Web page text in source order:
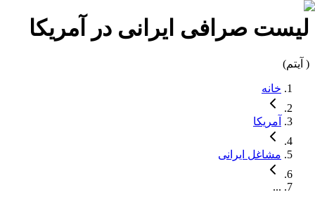
لیست صرافی ایرانی در آمریکا
( آیتم)
خانه
آمریکا
مشاغل ایرانی
...